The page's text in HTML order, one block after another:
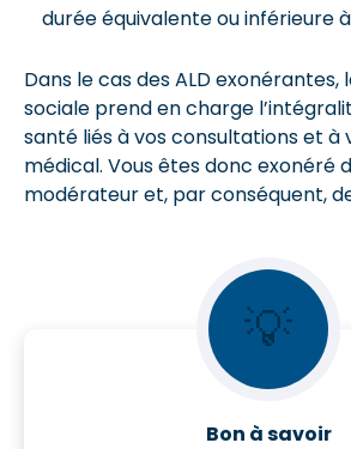
durée équivalente ou inférieure
Dans le cas des ALD exonérantes,
sociale prend en charge
santé liés à vos consultations et
médical. Vous êtes donc exonéré
modérateur et, par conséquent,
💡
Bon à savoir